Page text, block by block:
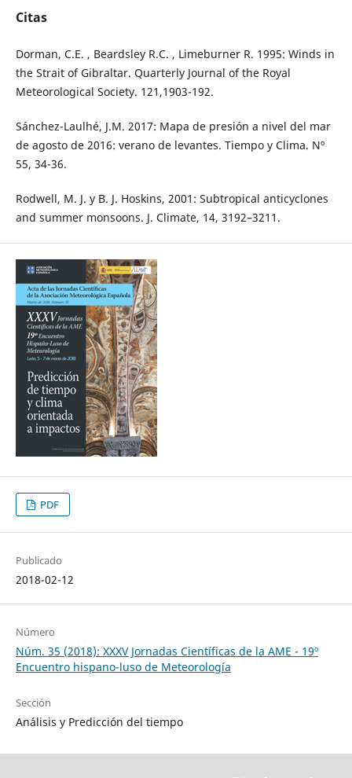
Citas
Dorman, C.E. , Beardsley R.C. , Limeburner R. 1995: Winds in
the Strait of Gibraltar. Quarterly Journal of the Royal
Meteorological Society. 121,1903-192.
Sánchez-Laulhé, J.M. 2017: Mapa de presión a nivel del mar
de agosto de 2016: verano de levantes. Tiempo y Clima. Nº
55, 34-36.
Rodwell, M. J. y B. J. Hoskins, 2001: Subtropical anticyclones
and summer monsoons. J. Climate, 14, 3192–3211.
PDF
Publicado
2018-02-12
Número
Núm. 35 (2018): XXXV Jornadas Científicas de la AME - 19º
Encuentro hispano-luso de Meteorología
Sección
Análisis y Predicción del tiempo